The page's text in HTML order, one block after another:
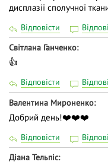
дисплазії сполучної
Відповісти
Світлана Ганченко
👍
Відповісти
Валентина Мироненко
Добрий день!❤️❤️❤️
Відповісти
Діана Тельпіс